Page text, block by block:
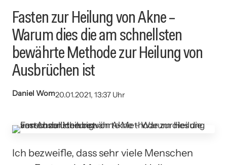
Fasten zur Heilung von Akne –
Warum dies die am schnellsten
bewährte Methode zur Heilung von
Ausbrüchen ist
Daniel Wom20.01.2021, 13:37 Uhr
Ich bezweifle, dass sehr viele Menschen